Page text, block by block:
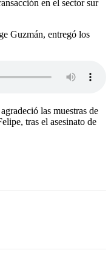
en el sector sur
Guzmán, entregó los
las muestras de
tras el asesinato de